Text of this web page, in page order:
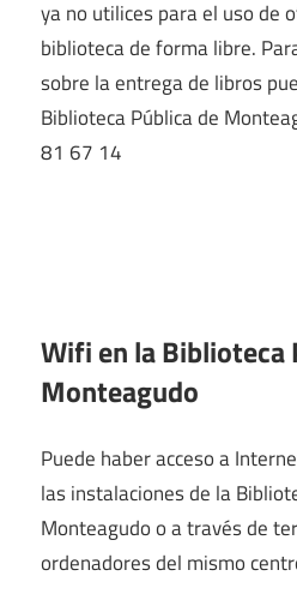
ya no utilices para el uso de
biblioteca de forma libre.
sobre la entrega de libros
Biblioteca Pública de
81 67 14
Wifi en laBiblioteca
Monteagudo
Puede haber acceso a
las instalaciones de la
Monteagudo o a través de
ordenadores del mismo